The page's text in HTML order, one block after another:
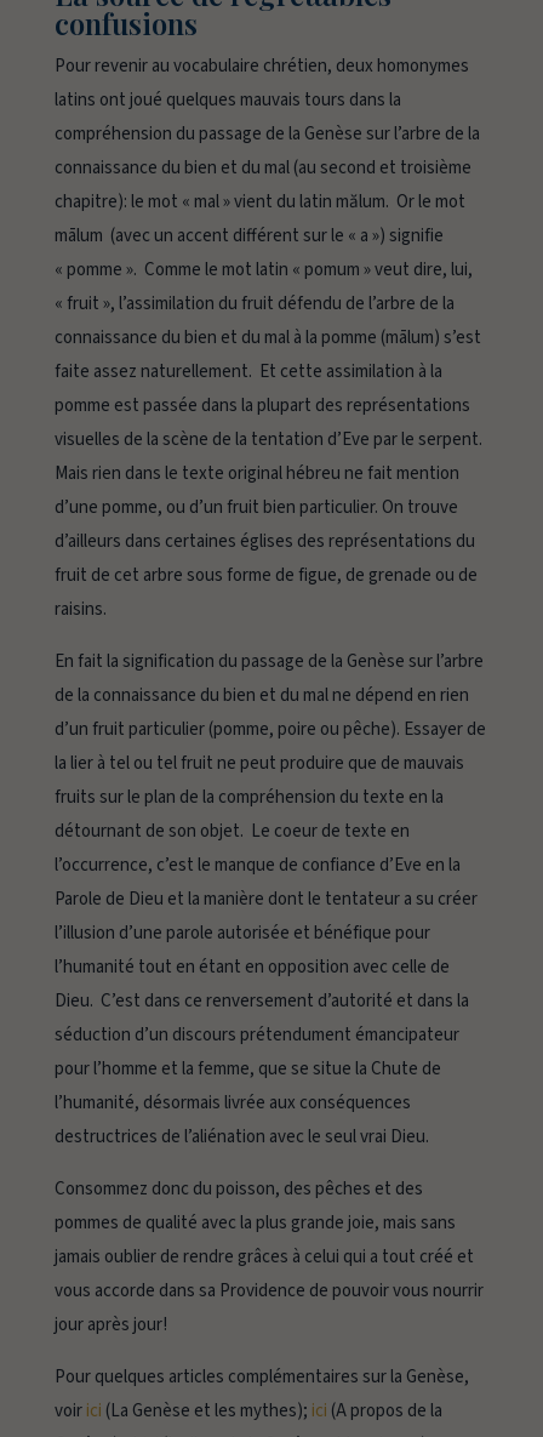
confusions
Pour revenir au vocabulaire chrétien, deux homonymes
latins ont joué quelques mauvais tours dans la
compréhension du passage de la Genèse sur l’arbre de la
connaissance du bien et du mal (au second et troisième
chapitre): le mot « mal » vient du latin mălum. Or le mot
mālum (avec un accent différent sur le « a ») signifie
« pomme ». Comme le mot latin « pomum » veut dire, lui,
« fruit », l’assimilation du fruit défendu de l’arbre de la
connaissance du bien et du mal à la pomme (mālum) s’est
faite assez naturellement. Et cette assimilation à la
pomme est passée dans la plupart des représentations
visuelles de la scène de la tentation d’Eve par le serpent.
Mais rien dans le texte original hébreu ne fait mention
d’une pomme, ou d’un fruit bien particulier. On trouve
d’ailleurs dans certaines églises des représentations du
fruit de cet arbre sous forme de figue, de grenade ou de
raisins.
En fait la signification du passage de la Genèse sur l’arbre
de la connaissance du bien et du mal ne dépend en rien
d’un fruit particulier (pomme, poire ou pêche). Essayer de
la lier à tel ou tel fruit ne peut produire que de mauvais
fruitssur le plan de la compréhension du texte en la
détournant de son objet. Le coeur de texte en
l’occurrence, c’est le manque de confiance d’Eve en la
Parole de Dieu et la manière dont le tentateur a su créer
l’illusion d’une parole autorisée et bénéfique pour
l’humanité tout en étant en opposition avec celle de
Dieu. C’est dans ce renversement d’autorité et dans la
séduction d’un discours prétendument émancipateur
pour l’homme et la femme, que se situe la Chute de
l’humanité, désormais livrée aux conséquences
destructrices de l’aliénation avec le seul vrai Dieu.
Consommez donc du poisson, des pêches et des
pommes de qualité avec la plus grande joie, mais sans
jamais oublier de rendre grâces à celui qui a tout créé et
vous accorde dans sa Providence de pouvoir vous nourrir
jour après jour!
Pour quelques articles complémentaires sur la Genèse,
voirici (La Genèse et les mythes); ici (A propos de la